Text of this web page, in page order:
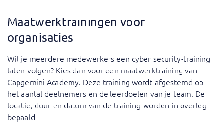
Maatwerktrainingen voor
organisaties
Wil je meerdere medewerkers een cyber security-training
laten volgen? Kies dan voor een maatwerktraining van
Capgemini Academy. Deze training wordt afgestemd op
het aantal deelnemers en de leerdoelen van je team. De
locatie, duur en datum van de training worden in overleg
bepaald.